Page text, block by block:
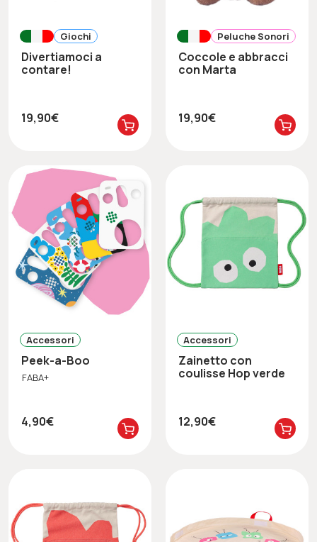
Giochi
Divertiamoci a
contare!
19,90€
Peluche Sonori
Coccole e abbracci
con Marta
19,90€
Accessori
Peek-a-Boo
FABA+
4,90€
Accessori
Zainetto con
coulisse Hop verde
12,90€